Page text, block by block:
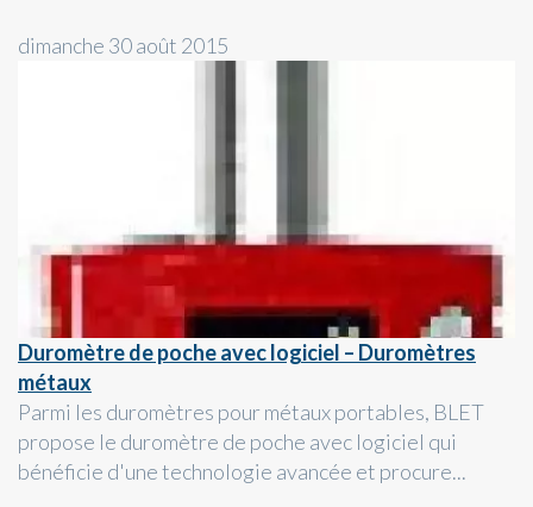
dimanche 30 août 2015
Duromètre de poche avec logiciel – Duromètres
métaux
Parmi les duromètres pour métaux portables, BLET
propose le duromètre de poche avec logiciel qui
bénéficie d'une technologie avancée et procure...